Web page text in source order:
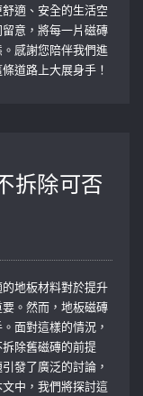
適、安全的生活空
意，將每一片磁磚
感謝您陪伴我們進
道路上大展身手！
拆除可否
地板材料對於提升
。然而，地板磁磚
面對這樣的情況，
除舊磁磚的前提
發了廣泛的討論，
中，我們將探討這